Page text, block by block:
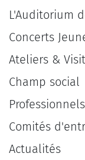
L'Auditorium
Concerts
Ateliers &
Champ social
Professionnels
Comités
Actualités